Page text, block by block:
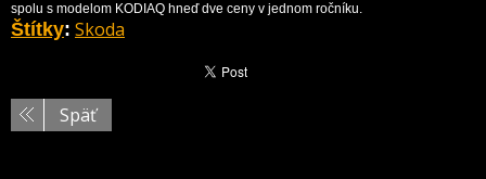
spolu s modelom KODIAQ hneď dve ceny v jednom ročníku.
Štítky: Skoda
Späť